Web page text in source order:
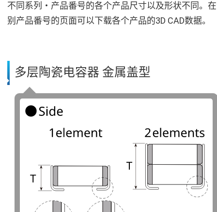
不同系列・产品番号的各个产品尺寸以及形状不同。
别产品番号的页面可以下载各个产品的3D CAD数据。
多层陶瓷电容器 金属盖型